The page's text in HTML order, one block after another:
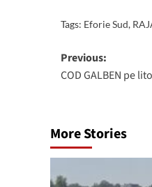
Tags: Eforie Sud,
Post
Previous:
COD GALBEN pe
More Stories